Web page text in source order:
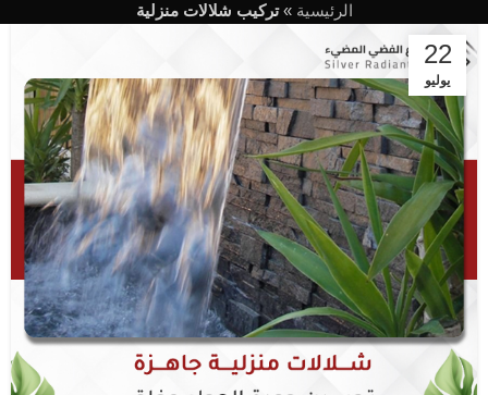
الرئيسية »تركيب شلالات منزلية
22
يوليو